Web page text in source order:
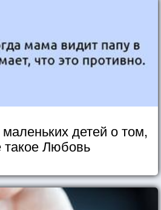
детей о том,
такое Любовь